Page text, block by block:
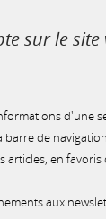
sur le site
d'une
barre de navigation
articles, en
aux